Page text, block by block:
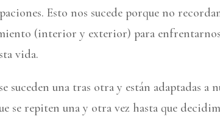
Esto nos sucede porque no
(interior y exterior) para enfrentarnos
vida.
suceden una tras otra y están adaptadas a
se repiten una y otra vez hasta que